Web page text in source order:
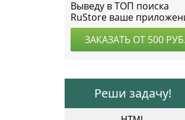
Реши задачу!